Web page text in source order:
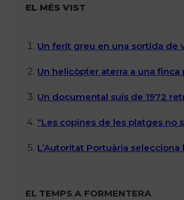
EL MÉS VIST
Un ferit greu en una sortida de
Un helicòpter aterra a una finca
Un documental suís de 1972
“Les copines de les platges no
L’Autoritat Portuària
EL TEMPS A FORMENTERA